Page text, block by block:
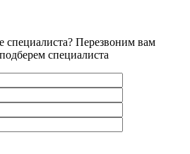
Перезвоним вам
специалиста